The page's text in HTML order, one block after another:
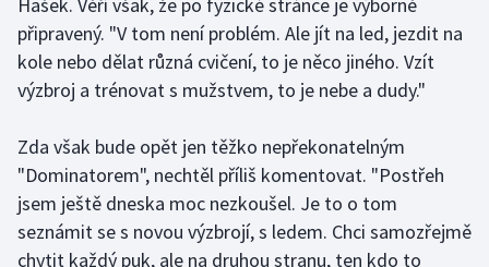
Lyže a snowboard
Moderní pětiboj
Motorsport
Olympijské hry
Parasport
Hašek. Věří však, že po fyzické stránce je výborně
připravený. "V tom není problém. Ale jít na led, jezdit na
kole nebo dělat různá cvičení, to je něco jiného. Vzít
výzbroj a trénovat s mužstvem, to je nebe a dudy."
Zda však bude opět jen těžko nepřekonatelným
"Dominatorem", nechtěl příliš komentovat. "Postřeh
jsem ještě dneska moc nezkoušel. Je to o tom
seznámit se s novou výzbrojí, s ledem. Chci samozřejmě
chytit každý puk, ale na druhou stranu, ten kdo to